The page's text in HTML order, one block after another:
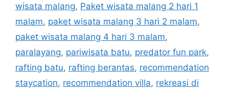
wisata malang, Paket wisata malang 2 hari 1
malam, paket wisata malang 3 hari 2 malam,
paket wisata malang 4 hari 3 malam,
paralayang, pariwisata batu, predator fun park,
rafting batu, rafting berantas, recommendation
staycation, recommendation villa, rekreasi di